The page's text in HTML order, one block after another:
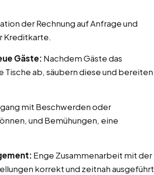
der Rechnung auf Anfrage und
Kreditkarte.
Gäste: Nachdem Gäste das
Tische ab, säubern diese und bereiten
mit Beschwerden oder
und Bemühungen, eine
Enge Zusammenarbeit mit der
korrekt und zeitnah ausgeführt